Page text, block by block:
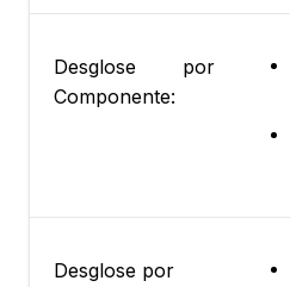
Desglose por
Componente:
Desglose por